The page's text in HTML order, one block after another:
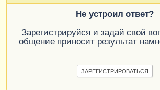
Не устроил ответ?
Зарегистрируйся и задай свой
общение приносит результат
ЗАРЕГИСТРИРОВАТЬСЯ